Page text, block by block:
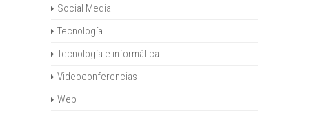
Social Media
Tecnología
Tecnología e informática
Videoconferencias
Web